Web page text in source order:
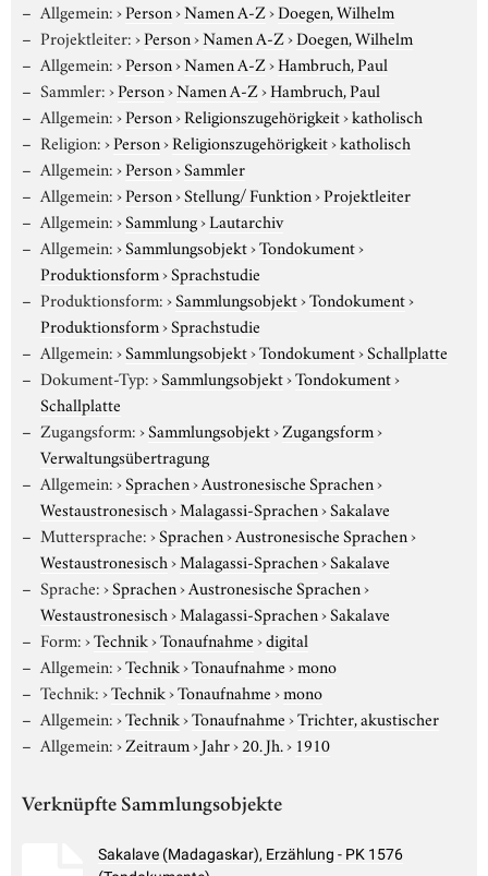
Allgemein:›Person›Namen A-Z›Doegen, Wilhelm
Projektleiter:›Person›Namen A-Z›Doegen, Wilhelm
Allgemein:›Person›Namen A-Z›Hambruch, Paul
Sammler:›Person›Namen A-Z›Hambruch, Paul
Allgemein:›Person›Religionszugehörigkeit›katholisch
Religion:›Person›Religionszugehörigkeit›katholisch
Allgemein:›Person›Sammler
Allgemein:›Person›Stellung/ Funktion›Projektleiter
Allgemein:›Sammlung›Lautarchiv
Allgemein:›Sammlungsobjekt›Tondokument›
Produktionsform›Sprachstudie
Produktionsform:›Sammlungsobjekt›Tondokument›
Produktionsform›Sprachstudie
Allgemein:›Sammlungsobjekt›Tondokument›Schallplatte
Dokument-Typ:›Sammlungsobjekt›Tondokument›
Schallplatte
Zugangsform:›Sammlungsobjekt›Zugangsform›
Verwaltungsübertragung
Allgemein:›Sprachen›Austronesische Sprachen›
Westaustronesisch›Malagassi-Sprachen›Sakalave
Muttersprache:›Sprachen›Austronesische Sprachen›
Westaustronesisch›Malagassi-Sprachen›Sakalave
Sprache:›Sprachen›Austronesische Sprachen›
Westaustronesisch›Malagassi-Sprachen›Sakalave
Form:›Technik›Tonaufnahme›digital
Allgemein:›Technik›Tonaufnahme›mono
Technik:›Technik›Tonaufnahme›mono
Allgemein:›Technik›Tonaufnahme›Trichter, akustischer
Allgemein:›Zeitraum›Jahr›20. Jh.› 1910
Verknüpfte Sammlungsobjekte
Sakalave (Madagaskar), Erzählung - PK 1576